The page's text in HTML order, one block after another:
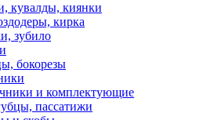
кувалды, киянки
кирка
зубило
бокорезы
и комплектующие
пассатижи